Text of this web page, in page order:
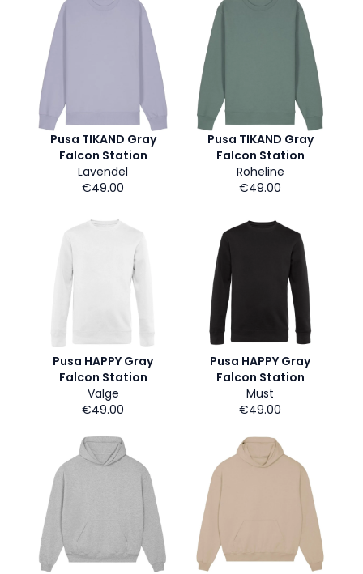
Pusa TIKAND Gray
Falcon Station
Lavendel
€49.00
Pusa TIKAND Gray
Falcon Station
Roheline
€49.00
Pusa HAPPY Gray
Falcon Station
Valge
€49.00
Pusa HAPPY Gray
Falcon Station
Must
€49.00